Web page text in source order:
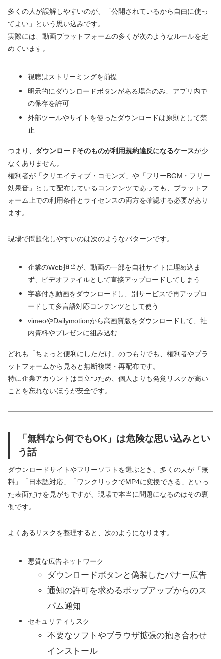
多くの人が誤解しやすいのが、「公開されているから自由に使っ
てよい」という思い込みです。
実際には、動画プラットフォームの多くが次のようなルールを定
めています。
視聴はストリーミングを前提
明示的にダウンロードボタンがある場合のみ、アプリ内で
の保存を許可
外部ツールやサイトを使ったダウンロードは原則として禁
止
つまり、 ダウンロードそのものが利用規約違反になるケースが少
なくありません。
権利者が「クリエイティブ・コモンズ」や「フリーBGM・フリー
効果音」として配布しているコンテンツであっても、プラットフ
ォーム上での利用条件とライセンスの両方を確認する必要があり
ます。
現場で問題化しやすいのは次のようなパターンです。
企業のWeb担当が、動画の一部を自社サイトに埋め込ま
ず、ビデオファイルとして直接アップロードしてしまう
字幕付き動画をダウンロードし、別サービスで再アップロ
ードして多言語対応コンテンツとして使う
vimeoやDailymotionから高画質版をダウンロードして、社
内資料やプレゼンに組み込む
どれも「ちょっと便利にしただけ」のつもりでも、権利者やプラ
ットフォームから見ると無断複製・再配布です。
特に企業アカウントは目立つため、個人よりも発覚リスクが高い
ことを忘れないほうが安全です。
「無料なら何でもOK」は危険な思い込みとい
う話
ダウンロードサイトやフリーソフトを選ぶとき、多くの人が「無
料」「日本語対応」「ワンクリックでMP4に変換できる」といっ
た表面だけを見がちですが、現場で本当に問題になるのはその裏
側です。
よくあるリスクを整理すると、次のようになります。
悪質な広告ネットワーク
ダウンロードボタンと偽装したバナー広告
通知の許可を求めるポップアップからのス
パム通知
セキュリティリスク
不要なソフトやブラウザ拡張の抱き合わせ
インストール